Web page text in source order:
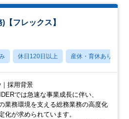
フレックス】
休日120日以上 産休・育休あり
｜採用背景
では急速な事業成長に伴い、
業務環境を支える総務業務の高度化
化が求められています。